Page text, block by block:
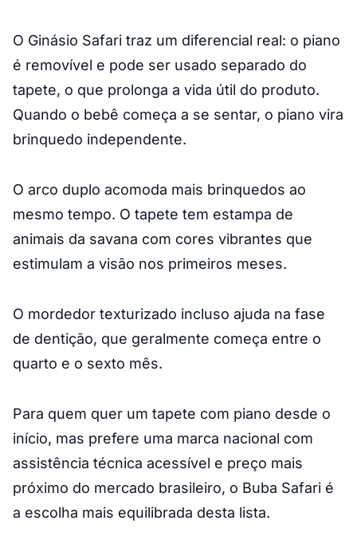
O Ginásio Safari traz um diferencial real: o piano
é removível e pode ser usado separado do
tapete, o que prolonga a vida útil do produto.
Quando o bebê começa a se sentar, o piano vira
brinquedo independente.
O arco duplo acomoda mais brinquedos ao
mesmo tempo. O tapete tem estampa de
animais da savana com cores vibrantes que
estimulam a visão nos primeiros meses.
O mordedor texturizado incluso ajuda na fase
de dentição, que geralmente começa entre o
quarto e o sexto mês.
Para quem quer um tapete com piano desde o
início, mas prefere uma marca nacional com
assistência técnica acessível e preço mais
próximo do mercado brasileiro, o Buba Safari é
a escolha mais equilibrada desta lista.